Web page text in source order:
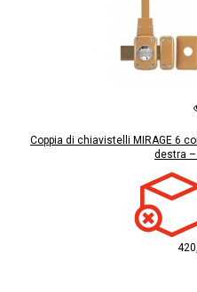
Coppia di chiavistelli MIRAGE 6
destra –